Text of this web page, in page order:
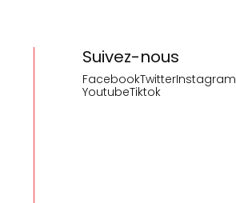
Suivez-nous
FacebookTwitterInstagram
YoutubeTiktok